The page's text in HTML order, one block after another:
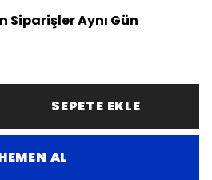
Siparişler Aynı Gün
SEPETE EKLE
AL